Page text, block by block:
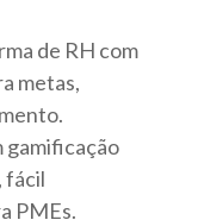
de RH com
metas,
gamificação
fácil
PMEs.